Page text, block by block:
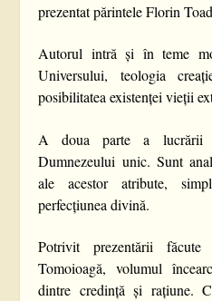
prezentat părintele Florin
Autorul intră și în teme
Universului, teologia
posibilitatea existenței vieții
A doua parte a lucrării
Dumnezeului unic. Sunt
ale acestor atribute,
perfecțiunea divină.
Potrivit prezentării
Tomoioagă, volumul
dintre credință și rațiune.